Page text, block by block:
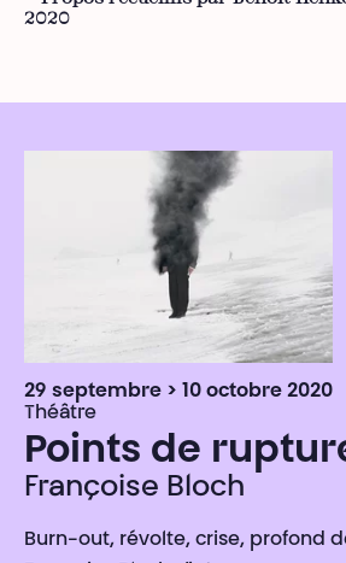
2020
29 septembre > 10 octobre 2020
Théâtre
Points de
Françoise Bloch
Burn-out, révolte, crise, profond